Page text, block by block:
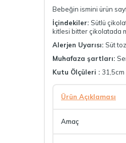
Bebeğin ismini ürün
İçindekiler: Sütlü
kitlesi bitter çikolatada
Alerjen Uyarısı: Süt
Muhafaza şartları:
Kutu Ölçüleri : 31,5cm
Ürün Açıklaması
Amaç